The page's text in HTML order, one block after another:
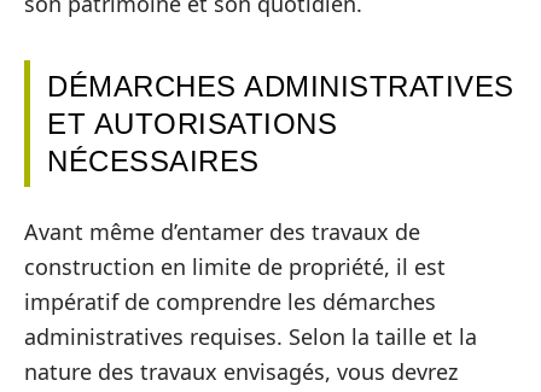
DÉMARCHES ADMINISTRATIVES
ET AUTORISATIONS
NÉCESSAIRES
Avant même d’entamer des travaux de
construction en limite de propriété, il est
impératif de comprendre les démarches
administratives requises. Selon la taille et la
nature des travaux envisagés, vous devrez